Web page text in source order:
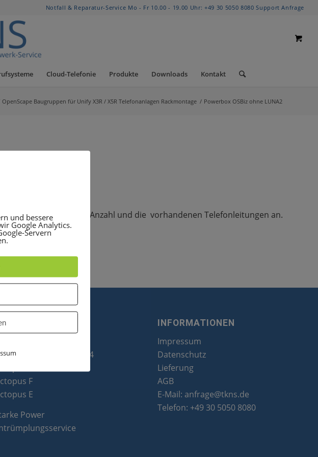
Notfall & Reparatur-Service Mo - Fr 10.00 - 19.00 Uhr: +49 30 5050 8080 Support Anfrage
Cloud-Telefonie Produkte Downloads Kontakt
OpenScape Baugruppen für Unify X3R / X5R Telefonanlagen Rackmontage / Powerbox OSBiz ohne LUNA2
dort die Mittarbeiter Anzahl und die vorhandenen Telefonleitungen an.
Service 24
F
E
Power
INFORMATIONEN
Impressum
Datenschutz
Lieferung
AGB
E-Mail: anfrage@tkns.de
Telefon: +49 30 5050 8080
und bessere
Google Analytics.
Servern